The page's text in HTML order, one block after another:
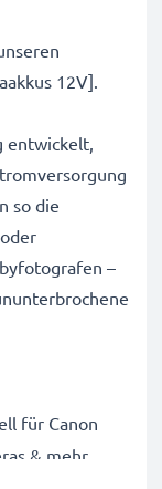
12V].
entwickelt,
so die
–
für Canon
& mehr